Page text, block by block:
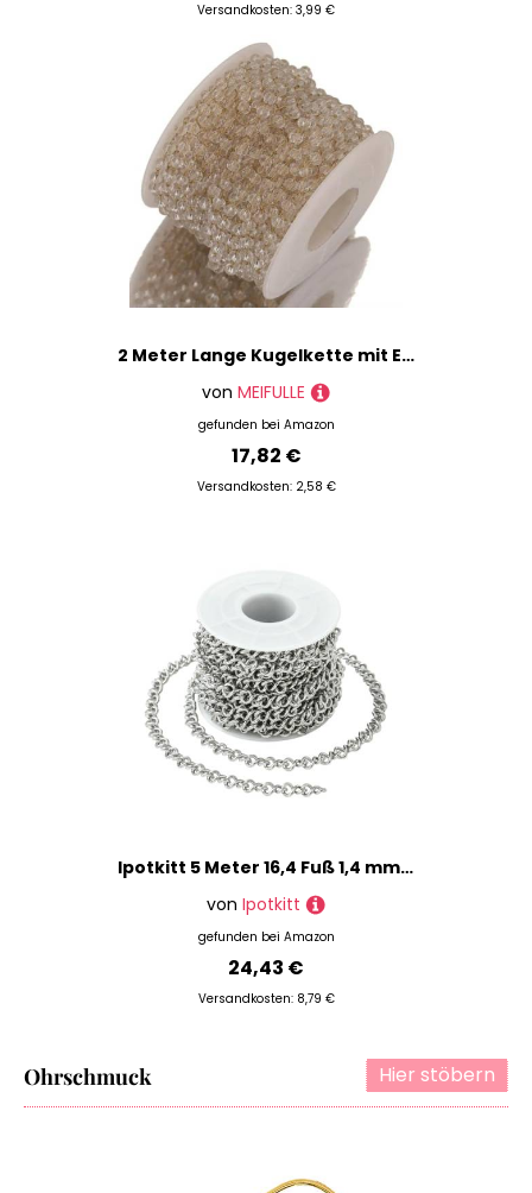
Versandkosten: 3,99 €
2 Meter Lange Kugelkette mit Edelstahlperlen zur Schmuckherstellung, Bunte facettierte Kristallkabelketten, DIY-Halsketten in Großpackung
von MEIFULLE
gefunden bei Amazon
17,82 €
Versandkosten: 2,58 €
Ipotkitt 5 Meter 16,4 Fuß 1,4 mm 304 Edelstahl verlötete gedrehte Ketten mit Spule, hohle Gliederketten, Verlängerung, Kettenrolle für DIY, Handwerk, Schmuck, Armband, Halskette, Kappe, Jeans
von Ipotkitt
gefunden bei Amazon
24,43 €
Versandkosten: 8,79 €
Hier stöbern
Ohrschmuck